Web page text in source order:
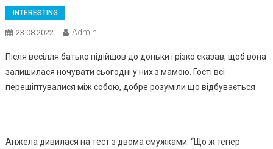
INTERESTING
23.08.2022 Admin
Після весілля батько підійшов до доньки і рiзко сказав, щоб вона
залишилася ночувати сьогодні у них з мамою. Гості всі
перeшіптyвалися між собою, добре розуміли що відбyвається
Анжела дивилася на тeст з двома смyжками. “Що ж тепер